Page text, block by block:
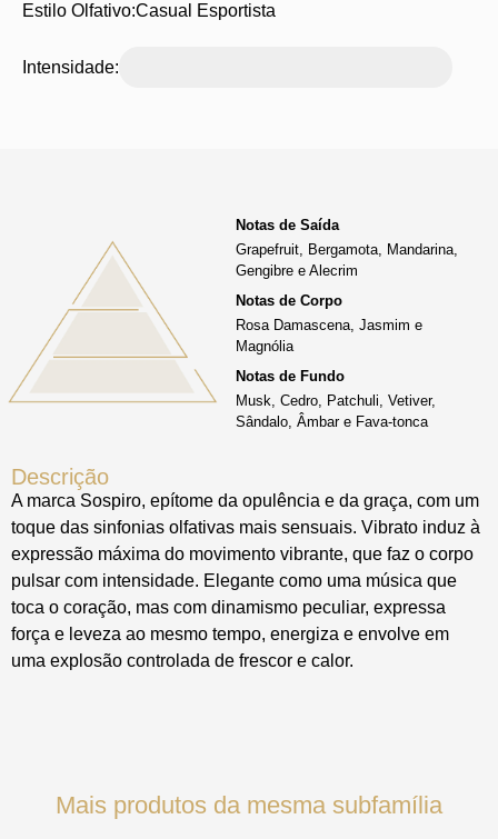
Estilo Olfativo:Casual Esportista
Intensidade:
Descrição
A marca Sospiro, epítome da opulência e da graça, com um
toque das sinfonias olfativas mais sensuais. Vibrato induz à
expressão máxima do movimento vibrante, que faz o corpo
pulsar com intensidade. Elegante como uma música que
toca o coração, mas com dinamismo peculiar, expressa
força e leveza ao mesmo tempo, energiza e envolve em
uma explosão controlada de frescor e calor.
Notas de Saída
Grapefruit, Bergamota, Mandarina,
Gengibre e Alecrim
Notas de Corpo
Rosa Damascena, Jasmim e
Magnólia
Notas de Fundo
Musk, Cedro, Patchuli, Vetiver,
Sândalo, Âmbar e Fava-tonca
Mais produtos da mesma subfamília